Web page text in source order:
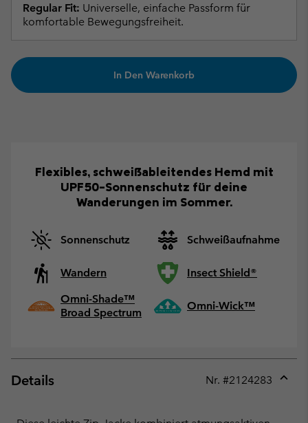
Regular Fit: Universelle, einfache Passform für
komfortable Bewegungsfreiheit.
In Den Warenkorb
Flexibles, schweißableitendes Hemd mit
UPF50-Sonnenschutz für deine
Wanderungen im Sommer.
Sonnenschutz Schweißaufnahme
Wandern
Insect Shield®
Omni-Shade™
Broad Spectrum
Omni-Wick™
Details Nr. #2124283